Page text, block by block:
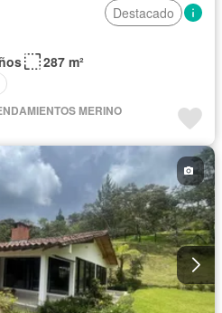
Destacado
287 m²
MERINO